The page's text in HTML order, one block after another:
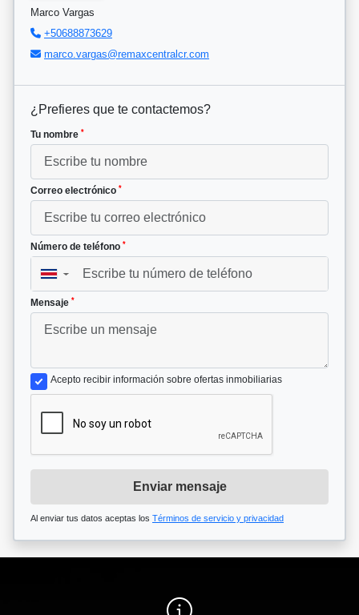
Marco Vargas
+50688873629
marco.vargas@remaxcentralcr.com
¿Prefieres que te contactemos?
Tu nombre *
Correo electrónico *
Número de teléfono *
▼
Mensaje *
Acepto recibir información sobre ofertas inmobiliarias
Enviar mensaje
Al enviar tus datos aceptas los Términos de servicio y privacidad